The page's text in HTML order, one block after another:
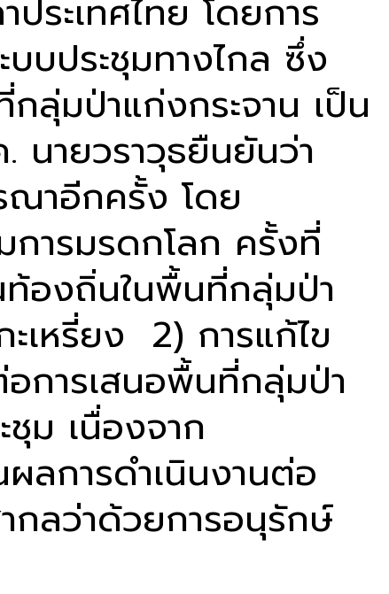
ระเทศไทย โดยการ
บประชุมทางไกล ซึ่ง
ลุ่มป่าแก่งกระจาน เป็น
นายวราวุธยืนยันว่า
ณาอีกครั้ง โดย
การมรดกโลก ครั้งที่
ท้องถิ่นในพื้นที่กลุ่มป่า
เหรี่ยง 2) การแก้ไข
การเสนอพื้นที่กลุ่มป่า
ม เนื่องจาก
ลการดำเนินงานต่อ
ลว่าด้วยการอนุรักษ์